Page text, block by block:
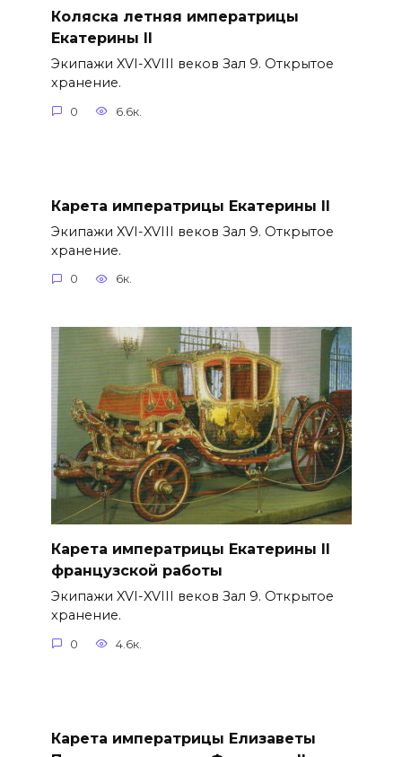
Коляска летняя императрицы
Екатерины II
Экипажи XVI-XVIII веков Зал 9. Открытое
хранение.
0 6.6к.
Карета императрицы Екатерины II
Экипажи XVI-XVIII веков Зал 9. Открытое
хранение.
0 6к.
Карета императрицы Екатерины II
французской работы
Экипажи XVI-XVIII веков Зал 9. Открытое
хранение.
0 4.6к.
Карета императрицы Елизаветы